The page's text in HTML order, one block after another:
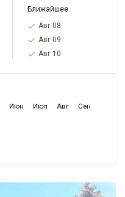
Ближайшее
Авг 08
Авг 09
Авг 10
Июн Июл Авг
Сен